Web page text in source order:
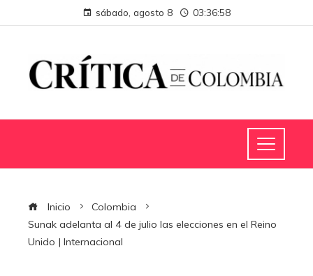
sábado, agosto 8 03:37:00
Inicio
Colombia
Sunak adelanta al 4 de julio las elecciones en el Reino
Unido | Internacional